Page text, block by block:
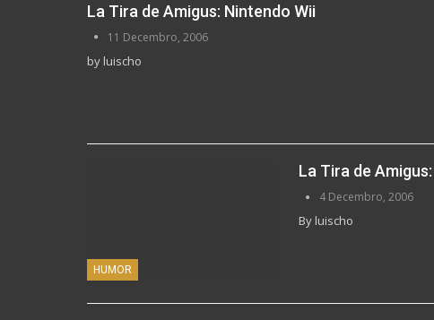
La Tira de Amigus: Nintendo Wii
11 Decembro, 2006
by luischo
HUMOR
La Tira de
4 Decembro, 2006
By luischo